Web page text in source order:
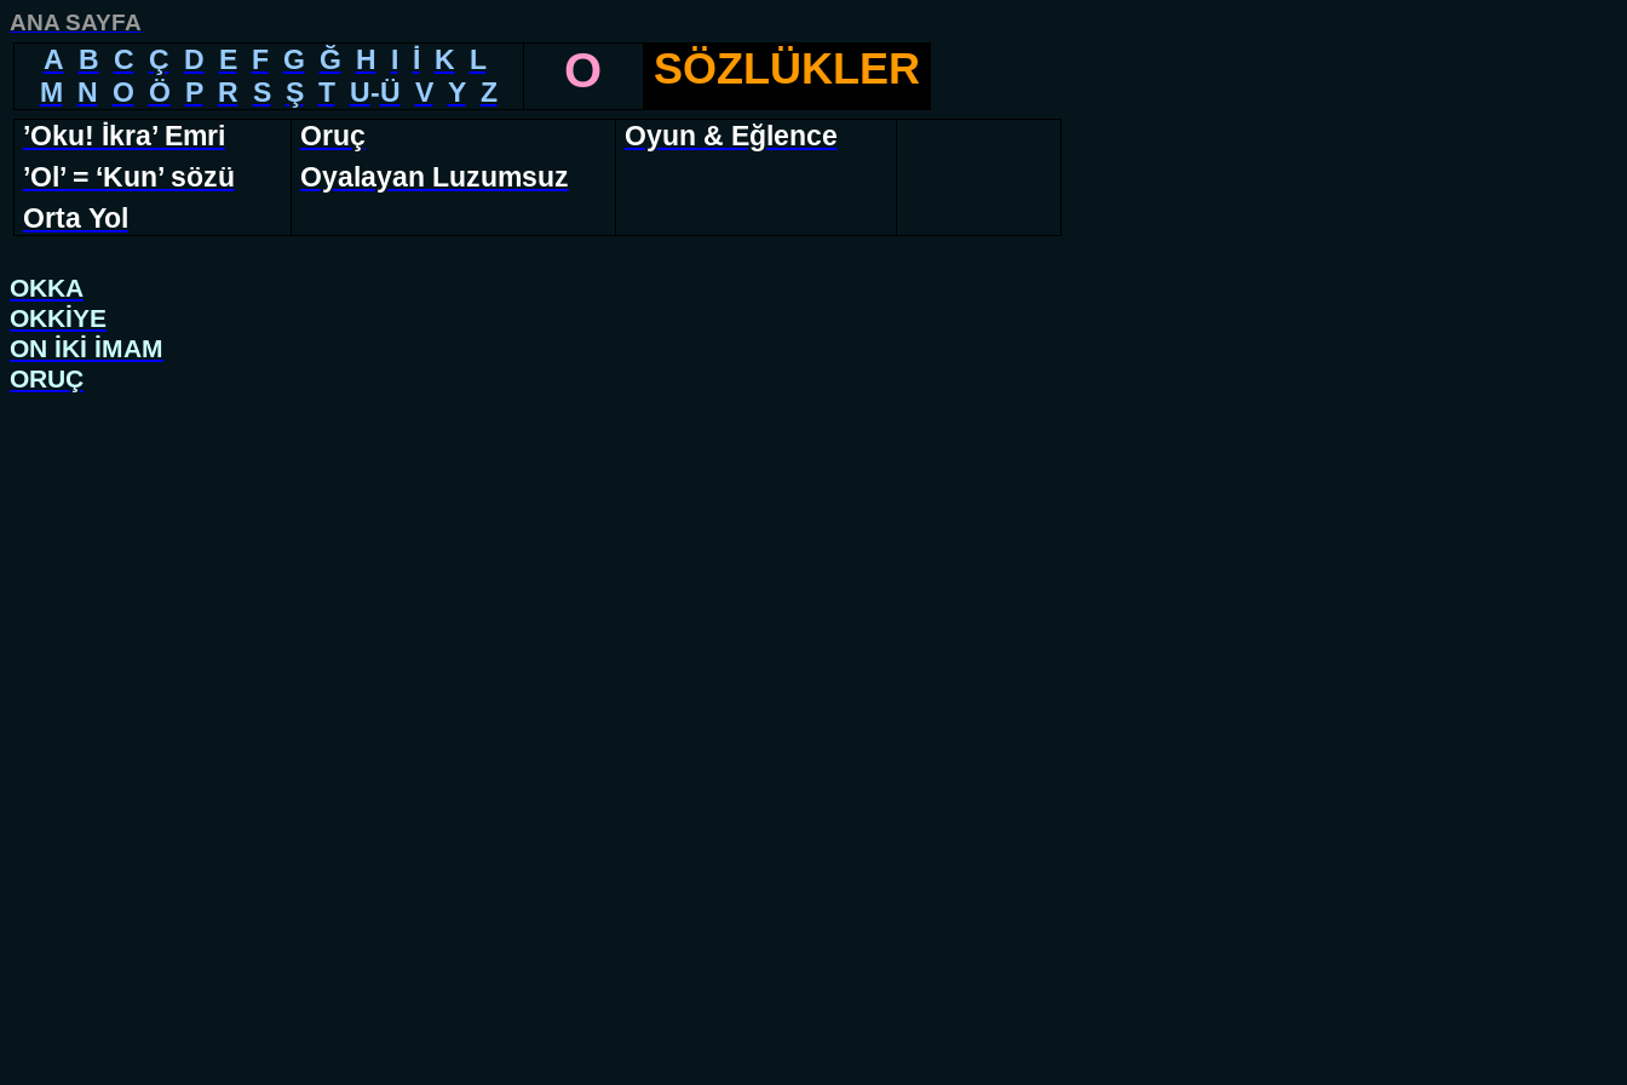
ANA SAYFA
A B C Ç D E F G Ğ H I İ K L
M N O Ö P R S Ş T U-Ü V Y Z O SÖZLÜKLER
’Oku! İkra’ Emri
’Ol’ = ‘Kun’ sözü
Orta Yol
Oruç
Oyalayan Luzumsuz
Oyun & Eğlence
OKKA
OKKİYE
ON İKİ İMAM
ORUÇ